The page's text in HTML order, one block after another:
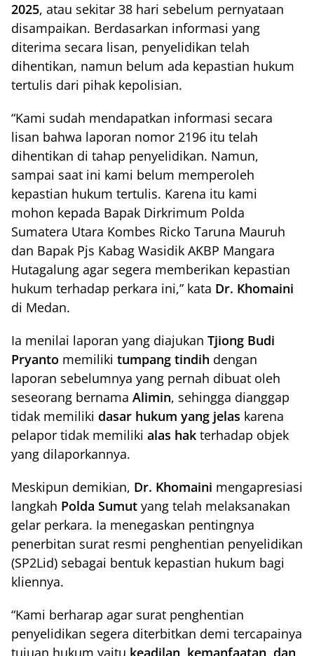
2025, atau sekitar 38 hari sebelum pernyataan
disampaikan. Berdasarkan informasi yang
diterima secara lisan, penyelidikan telah
dihentikan, namun belum ada kepastian hukum
tertulis dari pihak kepolisian.
“Kami sudah mendapatkan informasi secara
lisan bahwa laporan nomor 2196 itu telah
dihentikan di tahap penyelidikan. Namun,
sampai saat ini kami belum memperoleh
kepastian hukum tertulis. Karena itu kami
mohon kepada Bapak Dirkrimum Polda
Sumatera Utara Kombes Ricko Taruna Mauruh
dan Bapak Pjs Kabag Wasidik AKBP Mangara
Hutagalung agar segera memberikan kepastian
hukum terhadap perkara ini,” kata Dr. Khomaini
di Medan.
Ia menilai laporan yang diajukan Tjiong Budi
Pryanto memiliki tumpang tindih dengan
laporan sebelumnya yang pernah dibuat oleh
seseorang bernama Alimin, sehingga dianggap
tidak memiliki dasar hukum yang jelas karena
pelapor tidak memiliki alas hak terhadap objek
yang dilaporkannya.
Meskipun demikian, Dr. Khomaini mengapresiasi
langkah Polda Sumut yang telah melaksanakan
gelar perkara. Ia menegaskan pentingnya
penerbitan surat resmi penghentian penyelidikan
(SP2Lid) sebagai bentuk kepastian hukum bagi
kliennya.
“Kami berharap agar surat penghentian
penyelidikan segera diterbitkan demi tercapainya
tujuan hukum yaitu keadilan, kemanfaatan, dan